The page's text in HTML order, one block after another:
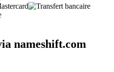
nameshift.com